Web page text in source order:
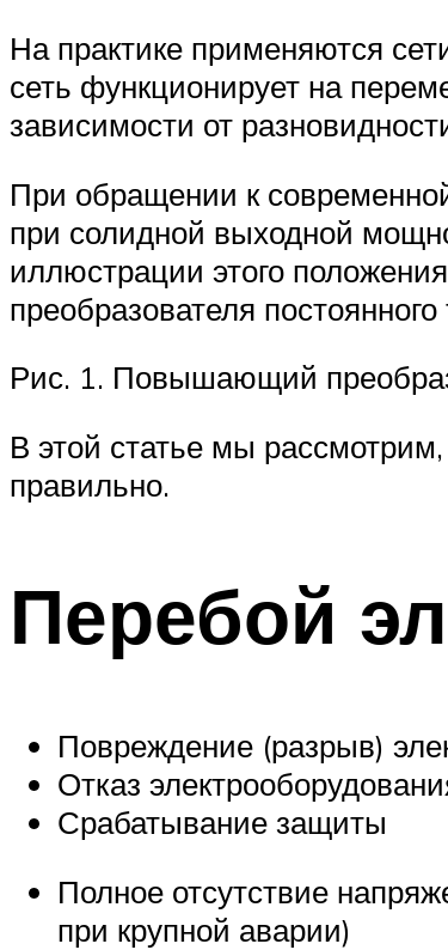
На практике применяются
сеть функционирует на
зависимости от
При обращении к
при солидной выходной
иллюстрации этого
преобразователя постоянного
Рис. 1. Повышающий
В этой статье мы
правильно.
Перебой
Повреждение (разрыв)
Отказ
Срабатывание защиты
Полное отсутствие
при крупной аварии)